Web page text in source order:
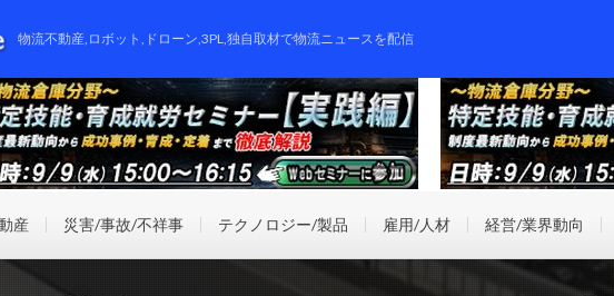
物流不動産,ロボット,ドローン,3PL,独自取材で物流ニュースを配信
産 災害/事故/不祥事 テクノロジー/製品 雇用/人材 経営/業界動向